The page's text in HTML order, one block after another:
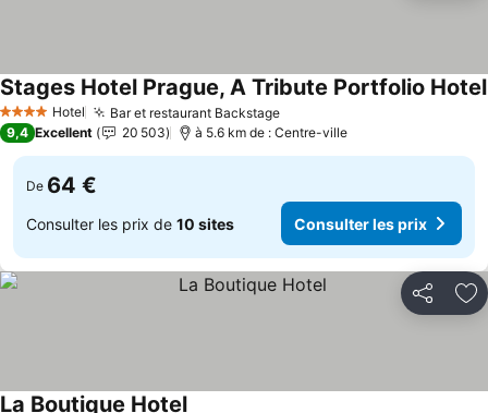
4 Étoiles Hotel Bar et restaurant BackstageConsulter les prix
Stages Hotel Prague, A Tribute Portfolio Hotel
9,4 Excellent 20 503 à 5.6 km de : Centre-ville
De 64 €
Consulter les prix de 10 sites Consulter les prix
Partager
La Boutique Hotel